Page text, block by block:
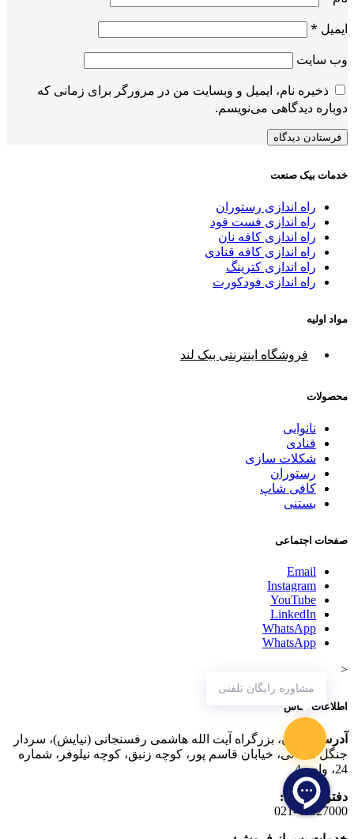
ایمیل *
وب‌ سایت
ذخیره نام، ایمیل و وبسایت من در مرورگر برای زمانی که
دوباره دیدگاهی می‌نویسم.
مشاوره رایگان تلفنی
خدمات بیک صنعت
راه اندازی رستوران
راه اندازی فست فود
راه اندازی کافه نان
راه اندازی کافه قنادی
راه اندازی کترینگ
راه اندازی فودکورت
مواد اولیه
فروشگاه اینترنتی بیک لند
محصولات
نانوایی
قنادی
شکلات سازی
رستوران
کافی شاپ
بستنی
صفحات اجتماعی
Email
Instagram
YouTube
LinkedIn
WhatsApp
WhatsApp
<
اطلاعات تماس
آدرس:
تهران، بزرگراه آیت الله هاشمی رفسنجانی (نیایش)، سردار
جنگل شمالی، خیابان قاسم پور، کوچه زنبق، کوچه نیلوفر، شماره
24، واحد 4
دفتر مرکزی:
021-44827000